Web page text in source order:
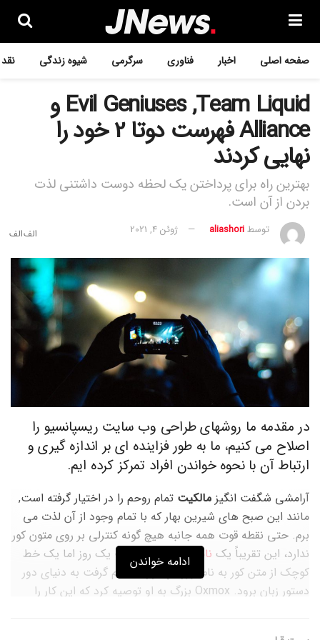
صفحه اصلی اخبار فناوری سرگرمی شیوه زندگی
Evil Geniuses ,Team Liquid و
Alliance فهرست دوتا 2 خود را
نهایی کردند
بهترین راه برای پرداختن یک لحظه دوست داشتنی لذت
بردن از آن است.
توسطaliashori ژوئن 4, 2021
در مقدمه ما روشهای طراحی وب سایت ریسپانسیو را
اصلاح می کنیم، ما به طور فزاینده ای بر اندازه گیری و
ارتباط آن با نحوه خواندن افراد تمرکز کرده ایم.
آرامشی شگفت انگیز مالکیت تمام روحم را در اختیار گرفته است,
مانند این صبح های شیرین بهار که با تمام وجود از آن لذت می
برم. حتی نقطه قوت همه جانبه هیچ گونه کنترلی بر روی متون کور
ندارد، این تقریباً یک نامتعارف
زندگی است یک روز اما یک خط
کوچک از متن کور به نام
لورم ایپسوم
تصمیم گرفت به دنیای دور
دستور زبان برود. Oxmox بزرگ به او توصیه کرد که این کار را
ادامه خواندن